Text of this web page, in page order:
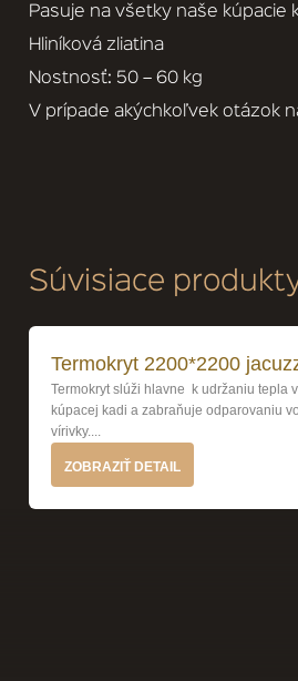
Pasuje na všetky naše kúpacie
Hliníková zliatina
Nostnosť: 50 – 60 kg
V prípade akýchkoľvek otázok
Súvisiace
Termokryt 2200*2200
Termokryt slúži hlavne k udržaniu tepla v
kúpacej kadi a zabraňuje odparovaniu
vírivky....
ZOBRAZIŤ DETAIL